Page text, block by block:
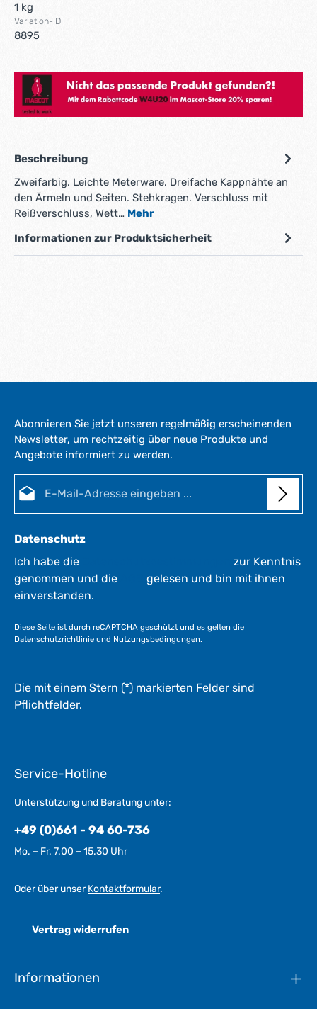
1 kg
Variation-ID
8895
Hier gehts zum Mascot Store!
Beschreibung
Zweifarbig. Leichte Meterware. Dreifache Kappnähte an
den Ärmeln und Seiten. Stehkragen. Verschluss mit
Reißverschluss, Wett… Mehr
Informationen zur Produktsicherheit
Abonnieren Sie jetzt unseren regelmäßig erscheinenden
Newsletter, um rechtzeitig über neue Produkte und
Angebote informiert zu werden.
Datenschutz
Ich habe die
zur Kenntnis
genommen und die
gelesen und bin mit ihnen
einverstanden.
Diese Seite ist durch reCAPTCHA geschützt und es gelten die
Datenschutzrichtlinie und Nutzungsbedingungen.
Die mit einem Stern (*) markierten Felder sind
Pflichtfelder.
Service-Hotline
Unterstützung und Beratung unter:
+49 (0)661 - 94 60-736
Mo. – Fr. 7.00 – 15.30 Uhr
Oder über unserKontaktformular.
Vertrag widerrufen
Informationen